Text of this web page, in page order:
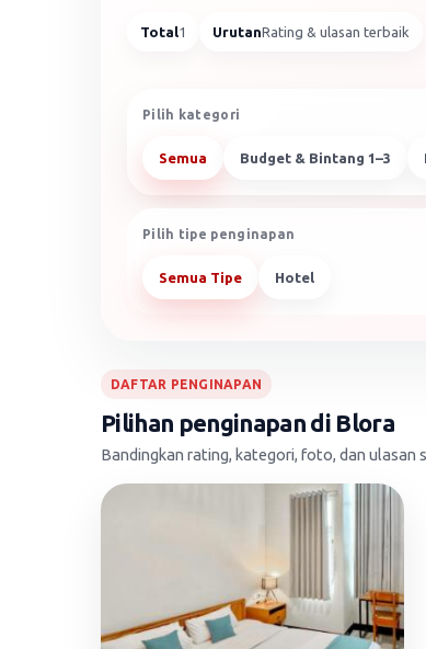
Total1 UrutanRating & ulasan terbaik
Pilih kategori
Semua Budget & Bintang 1–3
Pilih tipe penginapan
Semua Tipe Hotel
DAFTAR PENGINAPAN
Pilihan penginapan di Blora
Bandingkan rating, kategori, foto, dan ulasan